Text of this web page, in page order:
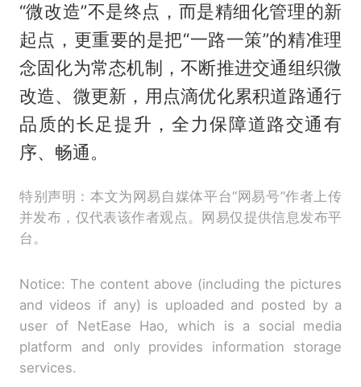
“微改造”不是终点，而是精细化管理的新
起点，更重要的是把“一路一策”的精准理
念固化为常态机制，不断推进交通组织微
改造、微更新，用点滴优化累积道路通行
品质的长足提升，全力保障道路交通有
序、畅通。
特别声明：本文为网易自媒体平台“网易号”作者上传
并发布，仅代表该作者观点。网易仅提供信息发布平
台。
Notice: The content above (including the pictures
and videos if any) is uploaded and posted by a
user of NetEase Hao, which is a social media
platform and only provides information storage
services.